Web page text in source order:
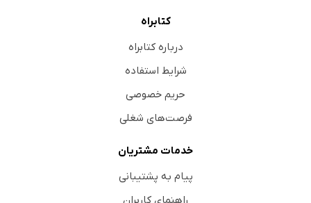
کتابراه
درباره کتابراه
شرایط استفاده
حریم خصوصی
فرصت‌های شغلی
خدمات مشتریان
پیام به پشتیبانی
راهنمای کاربران